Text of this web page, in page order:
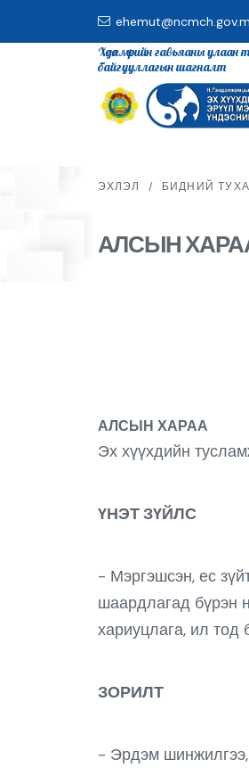
Хөдөлмөрийн гавьяаны
байгууллагын шагналт
ЭХЛЭЛ / БИДНИЙ
АЛСЫН
АЛСЫН ХАРАА
Эх хүүхдийн
ҮНЭТ ЗҮЙЛС
- Мэргэшсэн, ес
шаардлагад бүрэн
хариуцлага, ил тод
ЗОРИЛТ
- Эрдэм шинжилгээ,